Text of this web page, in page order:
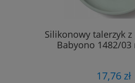
Silikonowy talerzyk z
Babyono 1482/
17,76 zł